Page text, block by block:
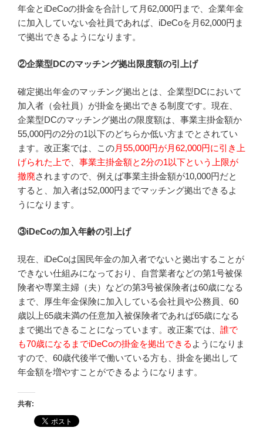
年金とiDeCoの掛金を合計して月62,000円まで、企業年金
に加入していない会社員であれば、iDeCoを月62,000円ま
で拠出できるようになります。
②企業型DCのマッチング拠出限度額の引上げ
確定拠出年金のマッチング拠出とは、企業型DCにおいて
加入者（会社員）が掛金を拠出できる制度です。現在、
企業型DCのマッチング拠出の限度額は、事業主掛金額か
55,000円の2分の1以下のどちらか低い方までとされてい
ます。改正案では、この月55,000円が月62,000円に引き上
げられた上で
事業主掛金額と2分の1以下という上限が
撤廃されますので、例えば事業主掛金額が10,000円だと
すると、加入者は52,000円までマッチング拠出できるよ
うになります。
③iDeCoの加入年齢の引上げ
現在、iDeCoは国民年金の加入者でないと拠出することが
できない仕組みになっており、自営業者などの第1号被保
険者や専業主婦（夫）などの第3号被保険者は60歳になる
まで、厚生年金保険に加入している会社員や公務員、60
歳以上65歳未満の任意加入被保険者であれば65歳になる
まで拠出できることになっています。改正案では、 誰で
も70歳になるまでiDeCoの掛金を拠出できる ようになりま
すので、60歳代後半で働いている方も、掛金を拠出して
年金額を増やすことができるようになります。
共有: